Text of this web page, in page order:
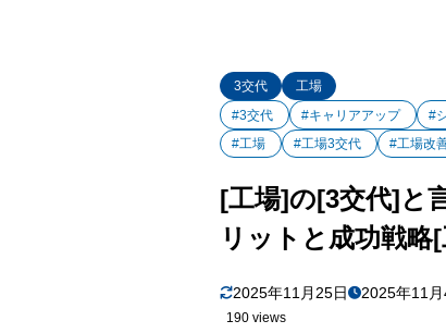
3交代
工場
#3交代
#キャリアアップ #
#工場
#工場3交代 #工場改
[工場]の[3交代]と
リットと成功戦略
2025年11月25日 2025年11月
190 views